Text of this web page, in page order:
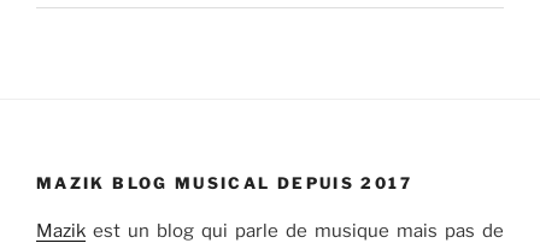
MAZIK BLOG MUSICAL DEPUIS 2017
Mazik est un blog qui parle de musique mais pas de